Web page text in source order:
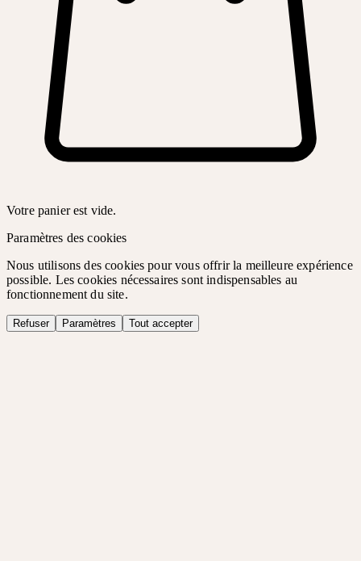
Votre panier est vide.
Paramètres des cookies
Nous utilisons des cookies pour vous offrir la meilleure expérience
possible. Les cookies nécessaires sont indispensables au
fonctionnement du site.
Refuser Paramètres Tout accepter